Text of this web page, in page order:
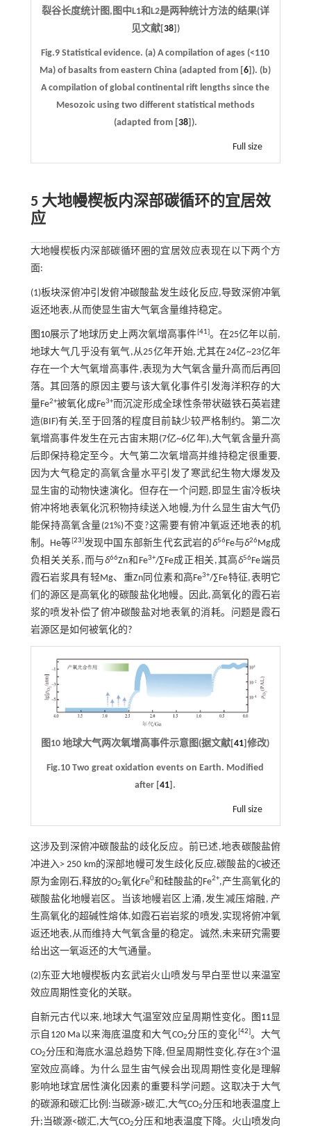
裂谷长度统计图,图中L1和L2是两种统计方法的结果(详
见文献[ 38])
Fig.9 Statistical evidence. (a) A compilation of ages (<110
Ma) of basalts from eastern China (adapted from [6]). (b)
A compilation of global continental rift lengths since the
Mesozoic using two different statistical methods
(adapted from [ 38]).
Full size
5 大地幔楔板内深部碳循环的宜居效
应
大地幔楔板内深部碳循环圈的宜居效应表现在以下两个方
面:
(1)板块深俯冲引发俯冲碳酸盐发生歧化反应,导致深俯冲氧
返还地表,从而使显生宙大气氧含量维持稳定。
图10展示了地球历史上两次氧增高事件[41]。在25亿年以前,
地球大气几乎没有氧气,从25亿年开始,尤其在24亿~23亿年
存在一个大气氧增高事件,表现为大气氧含量升高而后再回
落。其回落的原因主要与该大氧化事件引发海洋积存的大
量Fe2+被氧化成Fe3+而沉淀形成全球性条带状磁铁石英岩建
造(BIF)有关,至于回落的程度目前缺少较严格制约。第二次
氧增高事件发生在元古宙末期(7亿~6亿年),大气氧含量升高
后即保持稳定至今。大气第二次氧增高并维持稳定很重要,
因为大气稳定的高氧含量水平引发了寒武纪生物大爆发及
显生宙的动物快速演化。但存在一个问题,即显生宙冷板块
俯冲将地表氧化沉积物持续送入地幔,为什么显生宙大气仍
能保持高氧含量(21%)不变?这需要有俯冲氧返还地表的机
制。He等[23]发现中国东部新生代玄武岩的δ56Fe与δ26Mg成
负相关关系,而与δ66Zn和Fe3+/∑Fe成正相关,其高δ56Fe端员
霞石岩浆具有轻Mg、重Zn同位素和高Fe3+/∑Fe特征,表明它
们的源区是高氧化的碳酸盐化地幔。因此,高氧化的霞石岩
浆的喷发补偿了俯冲碳酸盐对地表氧的消耗。问题是霞石
岩源区是如何被氧化的?
图10 地球大气两次氧增高事件示意图(据文献[41]修改)
Fig.10 Two great oxidation events on Earth. Modified
after [41].
Full size
这涉及到深俯冲碳酸盐的歧化反应。前已述,地表碳酸盐俯
冲进入> 250 km的深部地幔可发生歧化反应,碳酸盐的C被还
原为金刚石,释放的O2氧化Fe0和硅酸盐的Fe2+,产生高氧化的
碳酸盐化地幔岩区。当该地幔岩区上涌,发生减压熔融, 产
生高氧化的超碱性熔体,如霞石岩岩浆的喷发,实现将俯冲氧
返还地表,从而维持大气氧含量的稳定。诚然,未来研究需要
给出这一氧返还的大气通量。
(2)东亚大地幔楔板内玄武岩火山喷发与早白垩世以来温室
效应周期性变化的关联。
自新元古代以来,地球大气温室效应呈周期性变化。 图11显
示自120 Ma以来海底温度和大气CO2分压的变化[42]。大气
CO2分压和海底水温总趋势下降,但呈周期性变化,存在3个温
室效应高峰。为什么显生宙气候会出现周期性变化是理解
影响地球宜居性演化因素的重要科学问题。这取决于大气
的碳源和碳汇比例:当碳源>碳汇,大气CO2分压和地表温度上
升;当碳源<碳汇,大气CO2分压和地表温度下降。火山喷发向